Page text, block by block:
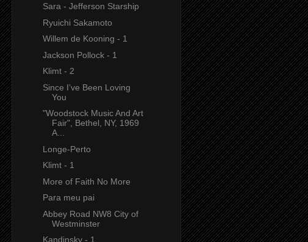
Sara - Jefferson Starship
Ryuichi Sakamoto
Willem de Kooning - 1
Jackson Pollock - 1
Klimt - 2
Since I’ve Been Loving
You
"Woodstock Music And Art
Fair", Bethel, NY, 1969
A...
Longe-Perto
Klimt - 1
More of Faith No More
Para meu pai
Abbey Road NW8 City of
Westminster
Kandinsky - 1